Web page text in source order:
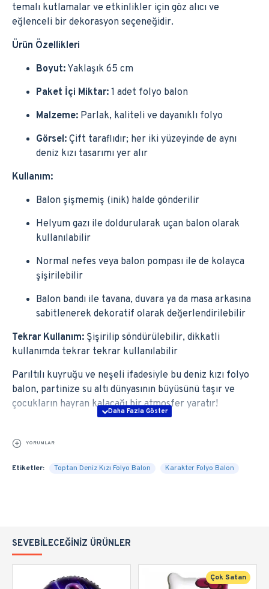
temalı kutlamalar ve etkinlikler için göz alıcı ve
eğlenceli bir dekorasyon seçeneğidir.
Ürün Özellikleri
Boyut: Yaklaşık 65 cm
Paket İçi Miktar: 1 adet folyo balon
Malzeme: Parlak, kaliteli ve dayanıklı folyo
Görsel: Çift taraflıdır; her iki yüzeyinde de aynı
deniz kızı tasarımı yer alır
Kullanım:
Balon şişmemiş (inik) halde gönderilir
Helyum gazı ile doldurularak uçan balon olarak
kullanılabilir
Normal nefes veya balon pompası ile de kolayca
şişirilebilir
Balon bandı ile tavana, duvara ya da masa arkasına
sabitlenerek dekoratif olarak değerlendirilebilir
Tekrar Kullanım: Şişirilip söndürülebilir, dikkatli
kullanımda tekrar tekrar kullanılabilir
Parıltılı kuyruğu ve neşeli ifadesiyle bu deniz kızı folyo
balon, partinize su altı dünyasının büyüsünü taşır ve
çocukların hayran kalacağı bir atmosfer yaratır!
YORUMLAR
Etiketler: Toptan Deniz Kızı Folyo Balon Karakter Folyo Balon
SEVEBILECEĞINIZ ÜRÜNLER
Çok Satan